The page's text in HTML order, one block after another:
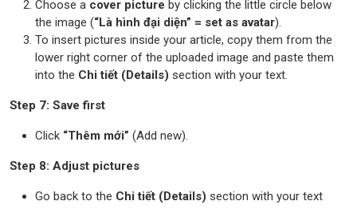
Choose a cover picture by clicking the little circle below
the image (“Là hình đại diện” = set as avatar).
To insert pictures inside your article, copy them from the
lower right corner of the uploaded image and paste them
into the Chi tiết (Details) section with your text.
Step 7: Save first
Click “Thêm mới” (Add new).
Step 8: Adjust pictures
Go back to the Chi tiết (Details) section with your text